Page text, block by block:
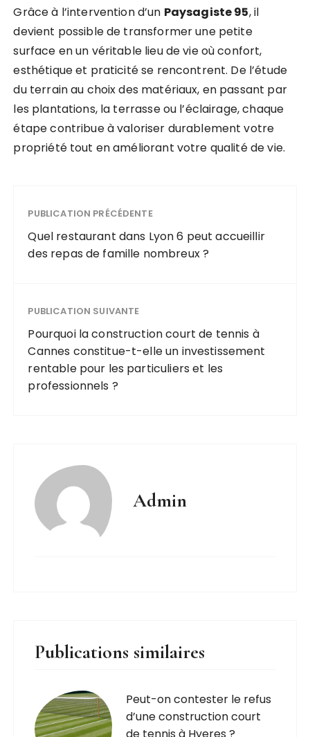
Grâce à l’intervention d’un Paysagiste 95, il
devient possible de transformer une petite
surface en un véritable lieu de vie où confort,
esthétique et praticité se rencontrent. De l’étude
du terrain au choix des matériaux, en passant par
les plantations, la terrasse ou l’éclairage, chaque
étape contribue à valoriser durablement votre
propriété tout en améliorant votre qualité de vie.
PUBLICATION PRÉCÉDENTE
Quel restaurant dans Lyon 6 peut accueillir
des repas de famille nombreux ?
PUBLICATION SUIVANTE
Pourquoi la construction court de tennis à
Cannes constitue-t-elle un investissement
rentable pour les particuliers et les
professionnels ?
Admin
Publications similaires
Peut-on contester le refus
d’une construction court